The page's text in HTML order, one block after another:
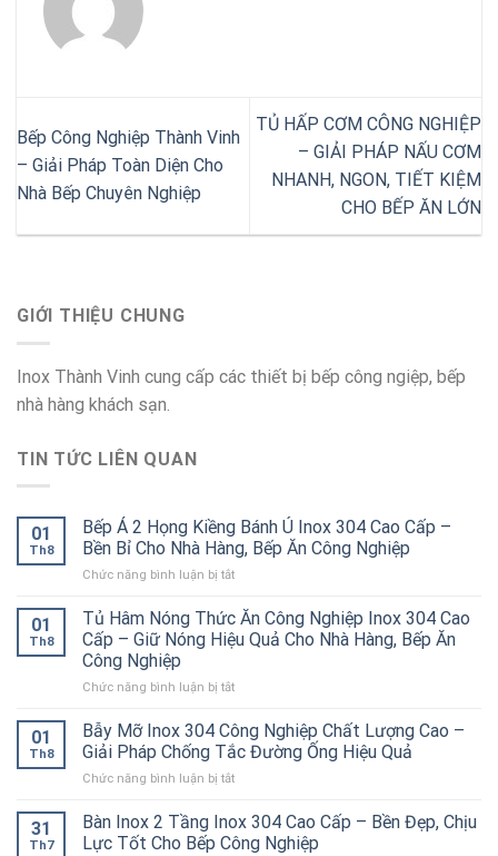
Bếp Công Nghiệp Thành Vinh
– Giải Pháp Toàn Diện Cho
Nhà Bếp Chuyên Nghiệp
TỦ HẤP CƠM CÔNG NGHIỆP
– GIẢI PHÁP NẤU CƠM
NHANH, NGON, TIẾT KIỆM
CHO BẾP ĂN LỚN
GIỚI THIỆU CHUNG
Inox Thành Vinh cung cấp các thiết bị bếp công ngiệp, bếp
nhà hàng khách sạn.
TIN TỨC LIÊN QUAN
01
Th8
Bếp Á 2 Họng Kiềng Bánh Ú Inox 304 Cao Cấp –
Bền Bỉ Cho Nhà Hàng, Bếp Ăn Công Nghiệp
Chức năng bình luận bị tắtở
Á
2
Họng
Bánh
Inox
304
Cấp
Bền
Bỉ
01
Th8
Tủ Hâm Nóng Thức Ăn Công Nghiệp Inox 304 Cao
Cấp – Giữ Nóng Hiệu Quả Cho Nhà Hàng, Bếp Ăn
Công Nghiệp
Chức năng bình luận bị tắtở
Hâm
Nóng
Thức
Ăn
Nghiệp
Inox
01
Th8
Bẫy Mỡ Inox 304 Công Nghiệp Chất Lượng Cao –
Giải Pháp Chống Tắc Đường Ống Hiệu Quả
Chức năng bình luận bị tắtở
Mỡ
Inox
31
Th7
Bàn Inox 2 Tầng Inox 304 Cao Cấp – Bền Đẹp, Chịu
Lực Tốt Cho Bếp Công Nghiệp